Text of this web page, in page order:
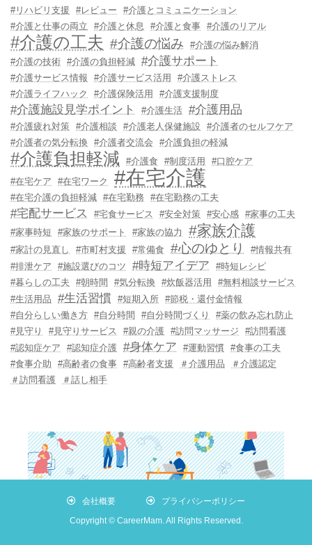
#リハビリ支援
#レビュー
#介護とコミュニケーション
#介護と仕事の両立
#介護と休息 #介護と食事 #介護のリアル
#介護の工夫 #介護の悩み
#介護の悩み解消
#介護の技術 #介護の負担軽減 #介護サポート
#介護サービス情報 #介護サービス活用
#介護ストレス
#介護ライフハック
#介護保険活用 #介護支援制度
#介護施設見学ポイント #介護生活 #介護用品
#介護疲れ対策 #介護相談 #介護老人保健施設 #介護者のセルフケア
#介護者の気分転換
#介護者交流会 #介護負担の軽減
#介護負担軽減 #介護食 #制度活用
#口腔ケア
#在宅ケア
#在宅ワーク #在宅介護
#在宅介護の負担軽減 #在宅勤務 #在宅勤務の工夫
#宅配サービス #宅食サービス #安全対策 #安心感 #家事の工夫
#家事時短
#家族のサポート #家族の協力 #家族介護
#家計の見直し #市町村支援 #常備食 #心のゆとり
#情報共有
#排泄ケア
#施設選びのコツ #時短アイデア
#時短レシピ
#暮らしの工夫
#朝時間 #気分転換 #炊飯器活用
#無料相談サービス
#生活用品
#生活習慣 #短期入所 #節税・還付金情報
#自分らしい働き方 #自分時間 #自分時間づくり
#薬の飲み忘れ防止
#見守り
#見守りサービス #親の介護 #訪問マッサージ
#訪問看護
#認知症ケア
#認知症介護 #身体ケア #運動習慣 #食事の工夫
#食事介助
#高齢者の食事 #高齢者支援 ＃介護用品
＃介護認定
＃訪問看護
＃話し相手
会社概要
プライバシーポリシー
Copyright © CareerMam. All Rights Reserved.